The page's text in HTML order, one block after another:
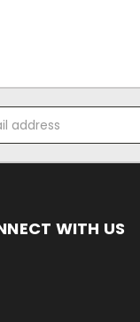
WITH US